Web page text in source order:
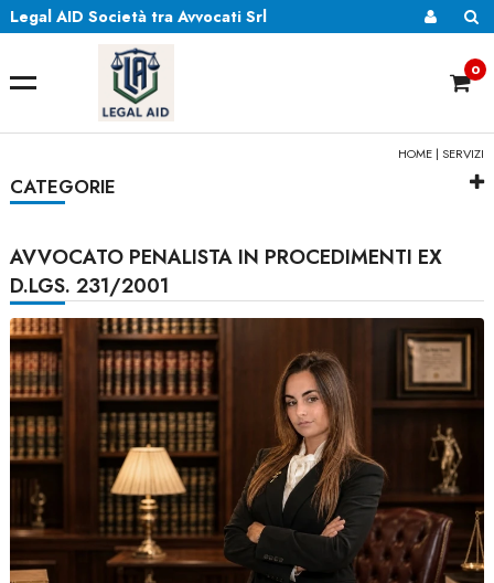
Legal AID Società tra Avvocati Srl
0
HOME |SERVIZI
CATEGORIE
AVVOCATO PENALISTA IN PROCEDIMENTI EX
D.LGS. 231/2001